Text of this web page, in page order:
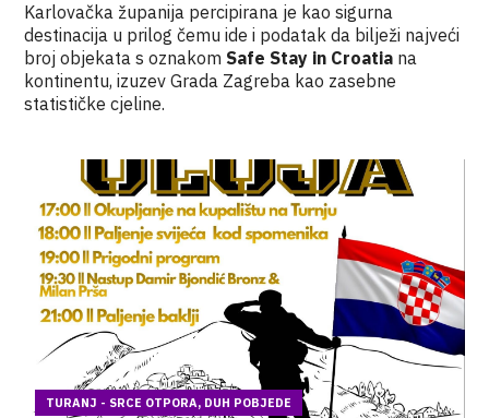
Karlovačka županija percipirana je kao sigurna
destinacija u prilog čemu ide i podatak da bilježi najveći
broj objekata s oznakom Safe Stay in Croatia na
kontinentu, izuzev Grada Zagreba kao zasebne
statističke cjeline.
TURANJ - SRCE OTPORA, DUH POBJEDE